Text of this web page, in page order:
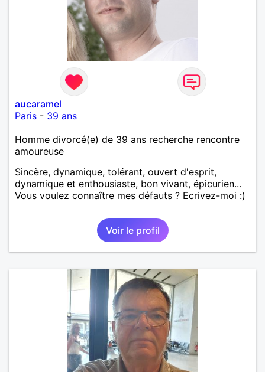
aucaramel
Paris - 39 ans
Homme divorcé(e) de 39 ans recherche rencontre
amoureuse
Sincère, dynamique, tolérant, ouvert d'esprit,
dynamique et enthousiaste, bon vivant, épicurien...
Vous voulez connaître mes défauts ? Ecrivez-moi :)
Voir le profil